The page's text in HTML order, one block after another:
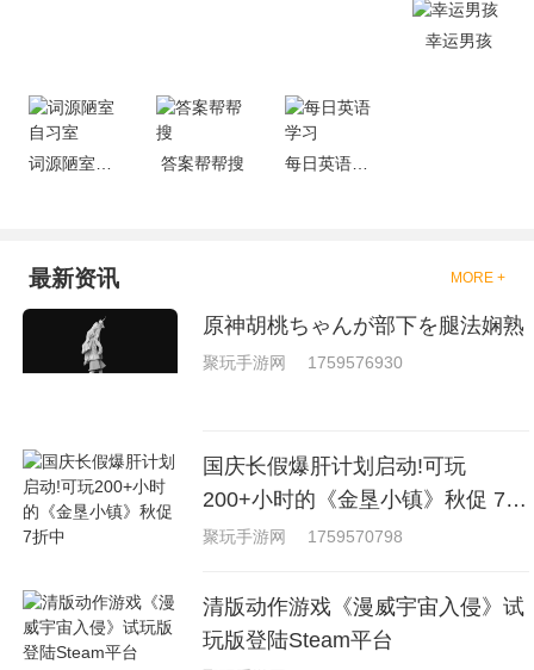
就是收集了一些有意思的拳击游
戏，相信你们一定会喜欢的。
幸运男孩
答案帮帮搜 每日英语学习
最新资讯 MORE +
原神胡桃ちゃんが部下を腿法娴熟
聚玩手游网 1759576930
国庆长假爆肝计划启动!可玩
200+小时的《金垦小镇》秋促 7折
中
聚玩手游网 1759570798
清版动作游戏《漫威宇宙入侵》试
玩版登陆Steam平台